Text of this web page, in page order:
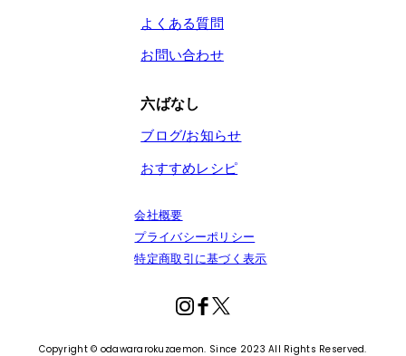
よくある質問
お問い合わせ
六ばなし
ブログ/お知らせ
おすすめレシピ
会社概要
プライバシーポリシー
特定商取引に基づく表示
Copyright © odawararokuzaemon. Since 2023 All Rights Reserved.